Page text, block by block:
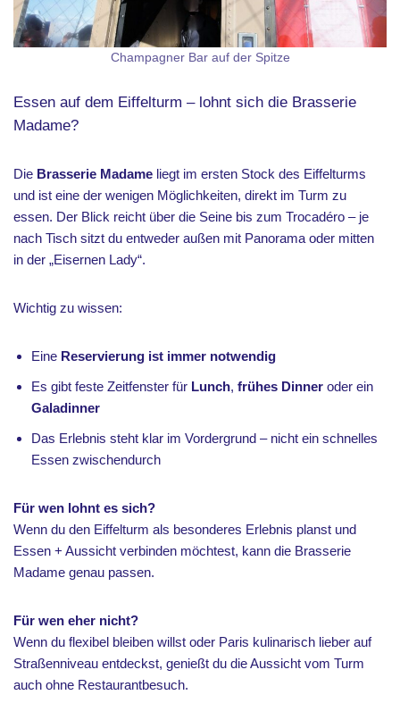
Champagner Bar auf der Spitze
Essen auf dem Eiffelturm – lohnt sich die Brasserie
Madame?
Die Brasserie Madame liegt im ersten Stock des Eiffelturms
und ist eine der wenigen Möglichkeiten, direkt im Turm zu
essen. Der Blick reicht über die Seine bis zum Trocadéro – je
nach Tisch sitzt du entweder außen mit Panorama oder mitten
in der „Eisernen Lady“.
Wichtig zu wissen:
Eine Reservierung ist immer notwendig
Es gibt feste Zeitfenster für Lunch, frühes Dinner oder ein
Galadinner
Das Erlebnis steht klar im Vordergrund – nicht ein schnelles
Essen zwischendurch
Für wen lohnt es sich?
Wenn du den Eiffelturm als besonderes Erlebnis planst und
Essen + Aussicht verbinden möchtest, kann die Brasserie
Madame genau passen.
Für wen eher nicht?
Wenn du flexibel bleiben willst oder Paris kulinarisch lieber auf
Straßenniveau entdeckst, genießt du die Aussicht vom Turm
auch ohne Restaurantbesuch.